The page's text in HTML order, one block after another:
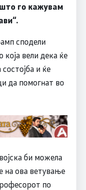
го кажувам
сподели
која вели дека ќе
и ќе
да помогнат во
би можела
на ова ветување
по